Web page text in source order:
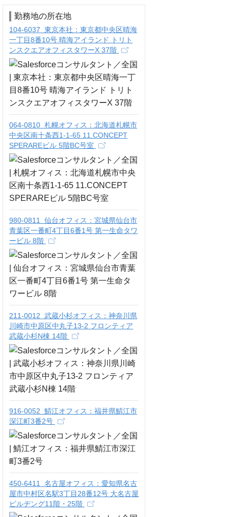
勤務地の所在地
104-6037 東京本社：東京都中央区晴海
一丁目8番10号 晴海アイランド トリト
ンスクエアオフィスタワーX 37階
064-0810 札幌オフィス：北海道札幌市
中央区南十条西1-1-65 11.CONCEPT
SPERAREビル 5階BC号室
980-0811 仙台オフィス：宮城県仙台市
青葉区一番町4丁目6番1号 第一生命タワ
ービル 8階
211-0012 武蔵小杉オフィス：神奈川県
川崎市中原区中丸子13-2 フロンティア
武蔵小杉N棟 14階
916-0052 鯖江オフィス：福井県鯖江市
深江町3番2号
450-6411 名古屋オフィス：愛知県名古
屋市中村区名駅3丁目28番12号 大名古屋
ビルヂング11階・25階